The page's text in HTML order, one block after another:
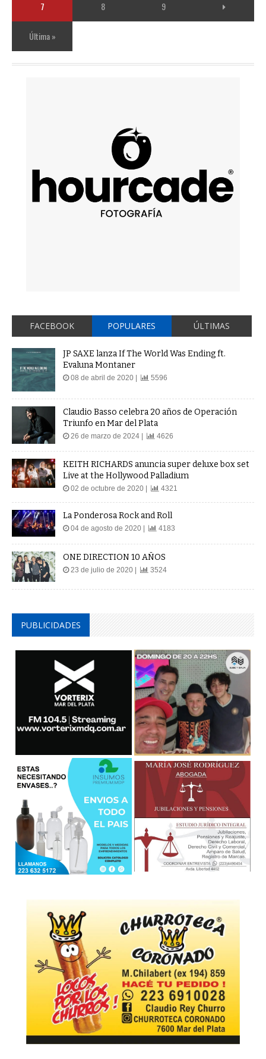
7 8 9
Última »
FACEBOOK POPULARES ÚLTIMAS
JP SAXE lanza If The World Was Ending ft.
Evaluna Montaner
08 de abril de 2020 | 5596
Claudio Basso celebra 20 años de Operación
Triunfo en Mar del Plata
26 de marzo de 2024 | 4626
KEITH RICHARDS anuncia super deluxe box set
Live at the Hollywood Palladium
02 de octubre de 2020 | 4321
La Ponderosa Rock and Roll
04 de agosto de 2020 | 4183
ONE DIRECTION 10 AÑOS
23 de julio de 2020 | 3524
PUBLICIDADES